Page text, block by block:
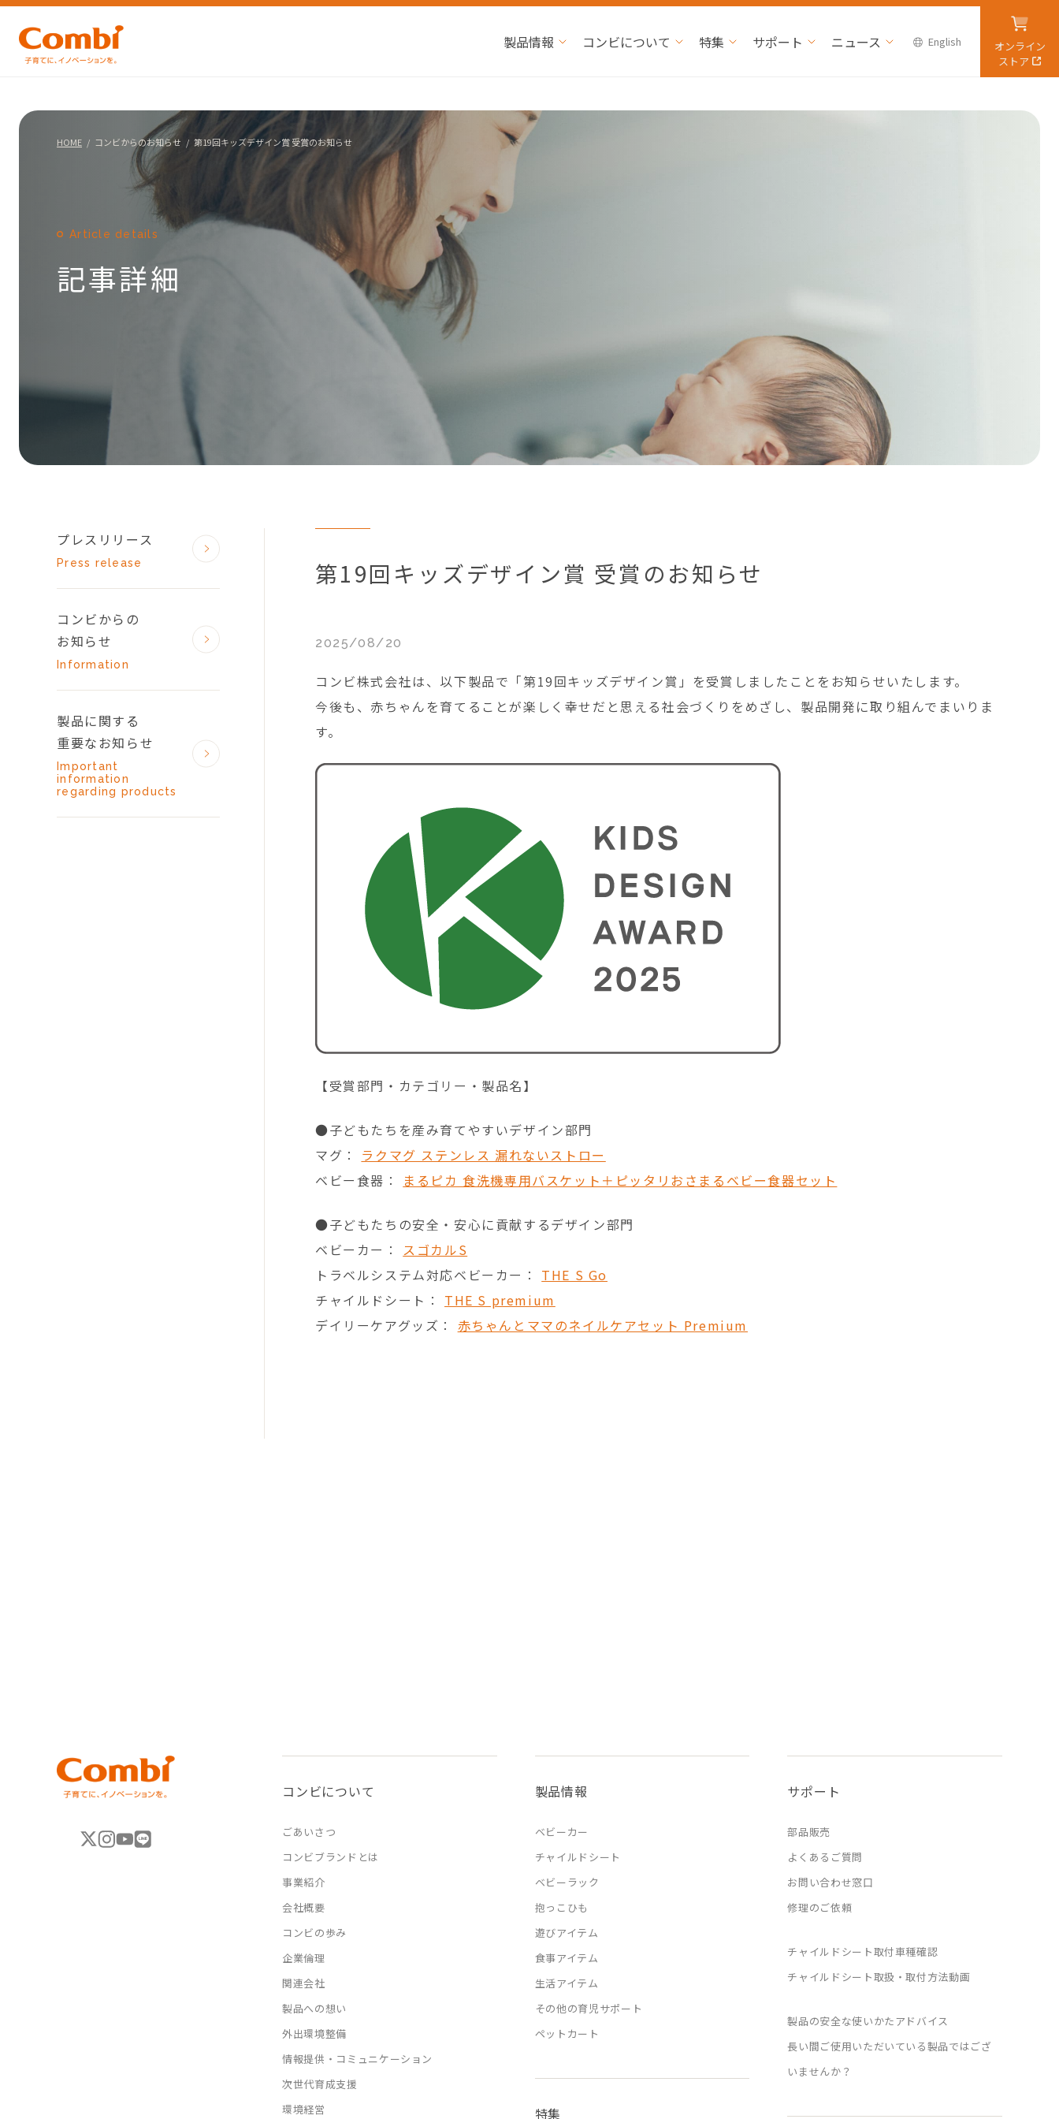
製品情報 コンビについて 特集 サポート ニュース English
オンライン
ストア
HOME コンビからのお知らせ 第19回キッズデザイン賞 受賞のお知らせ
Article details
記事詳細
第19回キッズデザイン賞 受賞のお知らせ
2025/08/20
コンビ株式会社は、以下製品で「第19回キッズデザイン賞」を受賞しましたことをお知らせいたします。
今後も、赤ちゃんを育てることが楽しく幸せだと思える社会づくりをめざし、製品開発に取り組んでまいりま
す。
【受賞部門・カテゴリー・製品名】
●子どもたちを産み育てやすいデザイン部門
マグ： ラクマグ ステンレス 漏れないストロー
ベビー食器：
まるピカ 食洗機専用バスケット＋ピッタリおさまるベビー食器セット
●子どもたちの安全・安心に貢献するデザイン部門
ベビーカー： スゴカルS
トラベルシステム対応ベビーカー： THE S Go
チャイルドシート： THE S premium
デイリーケアグッズ： 赤ちゃんとママのネイルケアセット Premium
プレスリリース
Press release
コンビからの
お知らせ
Information
製品に関する
重要なお知らせ
Important
information
regarding products
コンビについて
ごあいさつ
コンビブランドとは
事業紹介
会社概要
コンビの歩み
企業倫理
関連会社
製品への想い
外出環境整備
情報提供・コミュニケーション
次世代育成支援
環境経営
製品情報
ベビーカー
チャイルドシート
ベビーラック
抱っこひも
遊びアイテム
食事アイテム
生活アイテム
その他の育児サポート
ペットカート
特集
サポート
部品販売
よくあるご質問
お問い合わせ窓口
修理のご依頼
チャイルドシート取付車種確認
チャイルドシート取扱・取付方法動画
製品の安全な使いかたアドバイス
長い間ご使用いただいている製品ではござ
いませんか？